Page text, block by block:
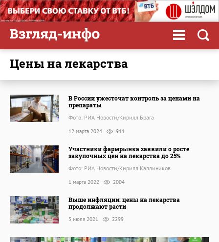
цены на лекарства
В России ужесточат контроль за ценами на
препараты
Фото: РИА Новости/Кирилл Брага
12 марта 2024 911
Участники фармрынка заявили о росте
закупочных цен на лекарства до 25%
Фото: РИА Новости/Кирилл Каллиников
1 марта 2022 2004
Выше инфляции: цены на лекарства
продолжают расти
5 июля 2021 2299